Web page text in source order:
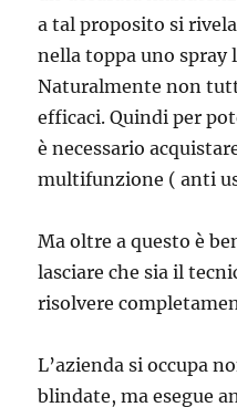
a tal proposito si
nella toppa uno spray
Naturalmente non
efficaci. Quindi per
è necessario
multifunzione ( anti
Ma oltre a questo è
lasciare che sia il
risolvere
L’azienda si occupa
blindate, ma esegue